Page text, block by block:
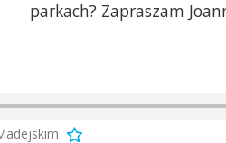
parkach? Zapraszam